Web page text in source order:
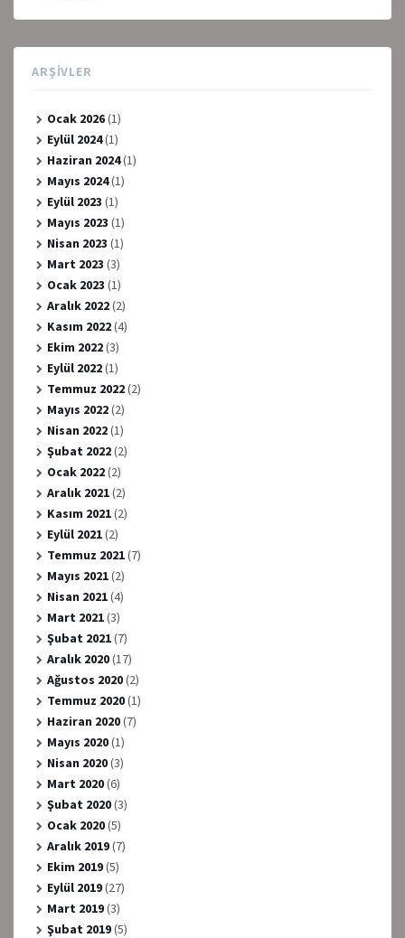
ARŞIVLER
Ocak 2026(1)
Eylül 2024(1)
Haziran 2024(1)
Mayıs 2024(1)
Eylül 2023 (1)
Mayıs 2023 (1)
Nisan 2023 (1)
Mart 2023 (3)
Ocak 2023 (1)
Aralık 2022(2)
Kasım 2022(4)
Ekim 2022(3)
Eylül 2022(1)
Temmuz 2022(2)
Mayıs 2022(2)
Nisan 2022(1)
Şubat 2022(2)
Ocak 2022(2)
Aralık 2021(2)
Kasım 2021(2)
Eylül 2021(2)
Temmuz 2021(7)
Mayıs 2021(2)
Nisan 2021(4)
Mart 2021(3)
Şubat 2021(7)
Aralık 2020(17)
Ağustos 2020(2)
Temmuz 2020(1)
Haziran 2020(7)
Mayıs 2020(1)
Nisan 2020(3)
Mart 2020(6)
Şubat 2020(3)
Ocak 2020(5)
Aralık 2019(7)
Ekim 2019(5)
Eylül 2019(27)
Mart 2019(3)
Şubat 2019(5)